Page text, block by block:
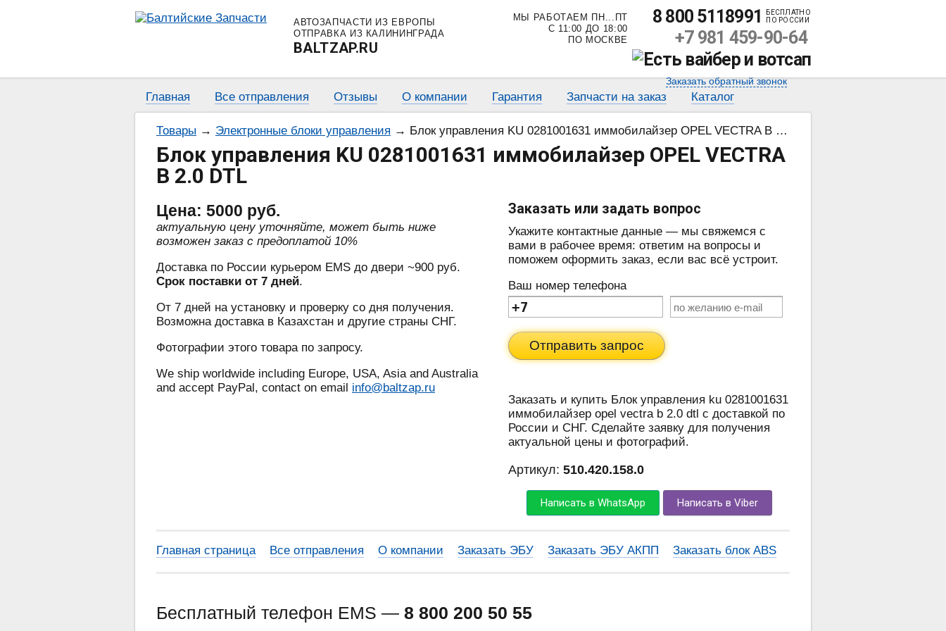
АВТОЗАПЧАСТИ ИЗ ЕВРОПЫ
ОТПРАВКА ИЗ КАЛИНИНГРАДА
BALTZAP.RU
МЫ РАБОТАЕМ ПН...ПТ
С 11:00 ДО 18:00
ПО МОСКВЕ
8 800 5118991
БЕСПЛАТНО
ПО РОССИИ
+7 981 459-90-64
Заказать обратный звонок
Главная Все отправления Отзывы О компании Гарантия Запчасти на заказ Каталог
Товары → Электронные блоки управления → Блок управления KU 0281001631 иммобилайзер OPEL VECTRA B 2.0 DTL
Блок управления KU 0281001631 иммобилайзер OPEL VECTRA
B 2.0 DTL
Цена: 5000 руб.
актуальную цену уточняйте, может быть ниже
возможен заказ с предоплатой 10%
Доставка по России курьером EMS до двери ~900 руб.
Срок поставки от 7 дней.
От 7 дней на установку и проверку со дня получения.
Возможна доставка в Казахстан и другие страны СНГ.
Фотографии этого товара по запросу.
We ship worldwide including Europe, USA, Asia and Australia
and accept PayPal, contact on email info@baltzap.ru
Заказать или задать вопрос
Укажите контактные данные — мы свяжемся с
вами в рабочее время: ответим на вопросы и
поможем оформить заказ, если вас всё устроит.
Ваш номер телефона
Отправить запрос
Заказать и купить Блок управления ku 0281001631
иммобилайзер opel vectra b 2.0 dtl с доставкой по
России и СНГ. Сделайте заявку для получения
актуальной цены и фотографий.
Артикул: 510.420.158.0
Написать в WhatsApp Написать в Viber
Главная страница Все отправления О компании Заказать ЭБУ Заказать ЭБУ АКПП Заказать блок ABS
Бесплатный телефон EMS — 8 800 200 50 55